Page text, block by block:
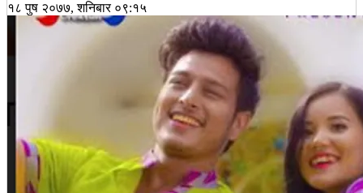
१८ पुष २०७७, शनिबार ०९:१५